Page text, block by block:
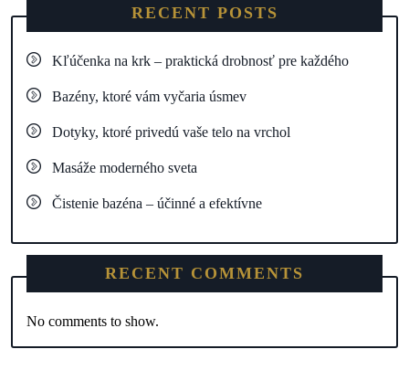
RECENT POSTS
Kľúčenka na krk – praktická drobnosť pre každého
Bazény, ktoré vám vyčaria úsmev
Dotyky, ktoré privedú vaše telo na vrchol
Masáže moderného sveta
Čistenie bazéna – účinné a efektívne
RECENT COMMENTS
No comments to show.